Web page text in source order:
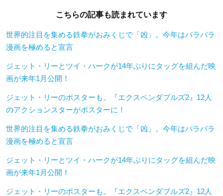
こちらの記事も読まれています
世界的注目を集める鉄拳がおみくじで「凶」。今年はパラパラ
漫画を極めると宣言
ジェット・リーとツイ・ハークが14年ぶりにタッグを組んだ映
画が来年1月公開！
ジェット・リーのポスターも。『エクスペンダブルズ2』12人
のアクションスターがポスターに！
世界的注目を集める鉄拳がおみくじで「凶」。今年はパラパラ
漫画を極めると宣言
ジェット・リーとツイ・ハークが14年ぶりにタッグを組んだ映
画が来年1月公開！
ジェット・リーのポスターも。『エクスペンダブルズ2』12人